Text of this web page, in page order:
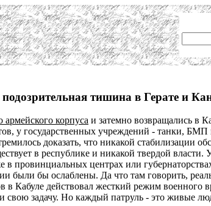
тишина в Герате и
армейского корпуса и затемно возвращались в
у государственных учреждений - танки,
доказать, что никакой стабилизации
в республике и никакой твердой власти.
провинциальных центрах или
были бы ослаблены. Да что там говорить,
в Кабуле действовал жесткий режим
задачу. Но каждый патруль - это живые